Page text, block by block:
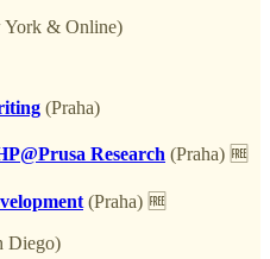
& Online)
(Praha)
Research (Praha) 🆓
(Praha) 🆓
Diego)